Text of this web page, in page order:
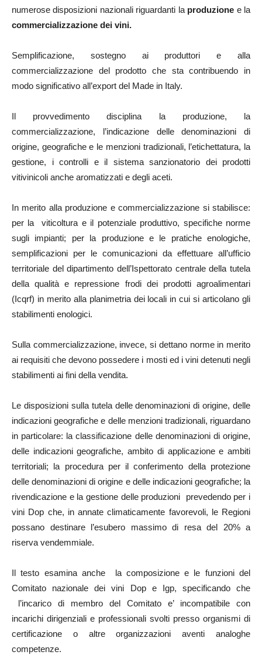
numerose disposizioni nazionali riguardanti la produzione e la
commercializzazione dei vini.
Semplificazione, sostegno ai produttori e alla
commercializzazione del prodotto che sta contribuendo in
modo significativo all’export del Made in Italy.
Il provvedimento disciplina la produzione, la
commercializzazione, l’indicazione delle denominazioni di
origine, geografiche e le menzioni tradizionali, l’etichettatura, la
gestione, i controlli e il sistema sanzionatorio dei prodotti
vitivinicoli anche aromatizzati e degli aceti.
In merito alla produzione e commercializzazione si stabilisce:
per la viticoltura e il potenziale produttivo, specifiche norme
sugli impianti; per la produzione e le pratiche enologiche,
semplificazioni per le comunicazioni da effettuare all’ufficio
territoriale del dipartimento dell’Ispettorato centrale della tutela
della qualità e repressione frodi dei prodotti agroalimentari
(Icqrf) in merito alla planimetria dei locali in cui si articolano gli
stabilimenti enologici.
Sulla commercializzazione, invece, si dettano norme in merito
ai requisiti che devono possedere i mosti ed i vini detenuti negli
stabilimenti ai fini della vendita.
Le disposizioni sulla tutela delle denominazioni di origine, delle
indicazioni geografiche e delle menzioni tradizionali, riguardano
in particolare: la classificazione delle denominazioni di origine,
delle indicazioni geografiche, ambito di applicazione e ambiti
territoriali; la procedura per il conferimento della protezione
delle denominazioni di origine e delle indicazioni geografiche; la
rivendicazione e la gestione delle produzioni prevedendo per i
vini Dop che, in annate climaticamente favorevoli, le Regioni
possano destinare l’esubero massimo di resa del 20% a
riserva vendemmiale.
Il testo esamina anche la composizione e le funzioni del
Comitato nazionale dei vini Dop e Igp, specificando che
l’incarico di membro del Comitato e’ incompatibile con
incarichi dirigenziali e professionali svolti presso organismi di
certificazione o altre organizzazioni aventi analoghe
competenze.